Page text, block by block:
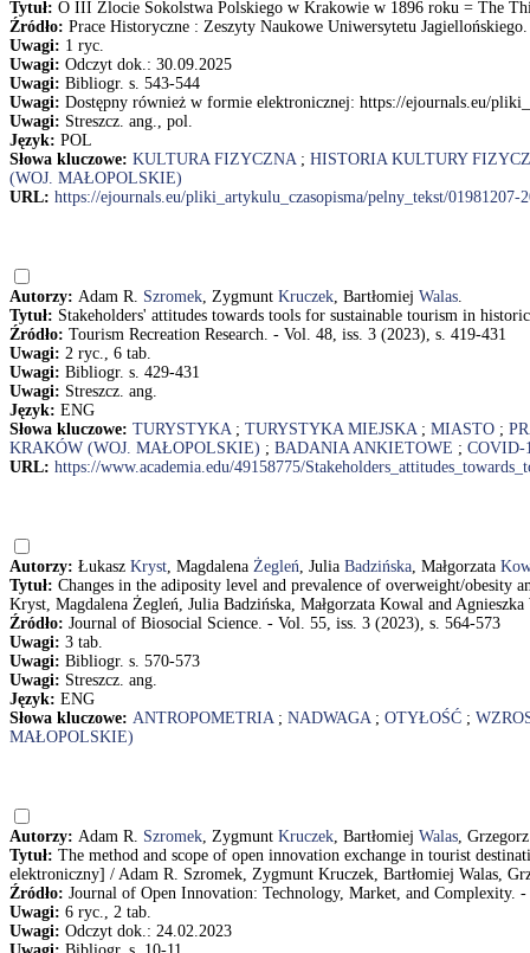
Tytuł: O III Zlocie Sokolstwa Polskiego w Krakowie w 1896 roku = The
Źródło: Prace Historyczne : Zeszyty Naukowe Uniwersytetu
Uwagi: 1 ryc.
Uwagi: Odczyt dok.: 30.09.2025
Uwagi: Bibliogr. s. 543-544
Uwagi: Dostępny również w formie elektronicznej: https://ejournals.eu/
Uwagi: Streszcz. ang., pol.
Język: POL
Słowa kluczowe: KULTURA FIZYCZNA; HISTORIA KULTURY
(WOJ. MAŁOPOLSKIE)
URL: https://ejournals.eu/pliki_artykulu_czasopisma/pelny_tekst/
Autorzy: Adam R. Szromek, Zygmunt Kruczek, Bartłomiej Walas.
Tytuł: Stakeholders' attitudes towards tools for sustainable tourism in
Źródło: Tourism Recreation Research. - Vol. 48, iss. 3 (2023), s. 419-431
Uwagi: 2 ryc., 6 tab.
Uwagi: Bibliogr. s. 429-431
Uwagi: Streszcz. ang.
Język: ENG
Słowa kluczowe: TURYSTYKA; TURYSTYKA MIEJSKA; MIASTO ;
KRAKÓW (WOJ. MAŁOPOLSKIE) ; BADANIA ANKIETOWE ; COVID-
URL: https://www.academia.edu/49158775/
Autorzy: Łukasz Kryst, Magdalena Żegleń, Julia Badzińska, Małgorzata
Tytuł: Changes in the adiposity level and prevalence of overweight/
Kryst, Magdalena Żegleń, Julia Badzińska, Małgorzata Kowal and
Źródło: Journal of Biosocial Science. - Vol. 55, iss. 3 (2023), s. 564-573
Uwagi: 3 tab.
Uwagi: Bibliogr. s. 570-573
Uwagi: Streszcz. ang.
Język: ENG
Słowa kluczowe: ANTROPOMETRIA; NADWAGA; OTYŁOŚĆ ;
MAŁOPOLSKIE)
Autorzy: Adam R. Szromek, Zygmunt Kruczek, Bartłomiej Walas,
Tytuł: The method and scope of open innovation exchange in tourist
elektroniczny] / Adam R. Szromek, Zygmunt Kruczek, Bartłomiej Walas,
Źródło: Journal of Open Innovation: Technology, Market, and Complexity.
Uwagi: 6 ryc., 2 tab.
Uwagi: Odczyt dok.: 24.02.2023